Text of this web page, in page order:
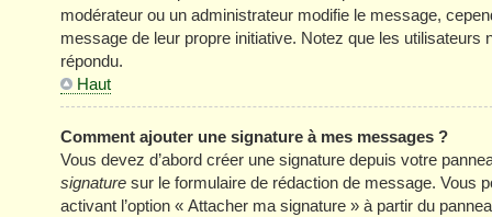
modérateur ou un administrateur modifie le message,
message de leur propre initiative. Notez que les
répondu.
Haut
Comment ajouter une signature à mes messages ?
Vous devez d’abord créer une signature depuis votre
signature sur le formulaire de rédaction de message. Vous
activant l’option « Attacher ma signature » à partir du